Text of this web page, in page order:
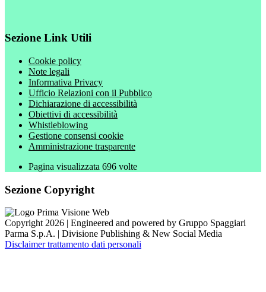
Sezione Link Utili
Cookie policy
Note legali
Informativa Privacy
Ufficio Relazioni con il Pubblico
Dichiarazione di accessibilità
Obiettivi di accessibilità
Whistleblowing
Gestione consensi cookie
Amministrazione trasparente
Pagina visualizzata 696 volte
Sezione Copyright
Copyright 2026 | Engineered and powered by Gruppo Spaggiari
Parma S.p.A. | Divisione Publishing & New Social Media
Disclaimer trattamento dati personali